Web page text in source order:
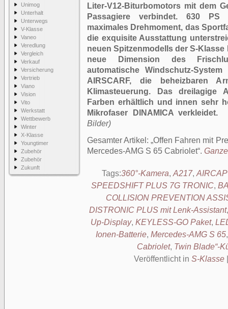
Unimog
Unterhalt
Unterwegs
V-Klasse
Vaneo
Veredlung
Vergleich
Verkauf
Versicherung
Vertrieb
Viano
Vision
Vito
Werkstatt
Wettbewerb
Winter
X-Klasse
Youngtimer
Zubehör
Zubehör
Zukunft
Liter-V12-Biturbomotors mit dem
Passagiere verbindet. 630 PS
maximales Drehmoment, das
die exquisite Ausstattung
neuen Spitzenmodells der S-Klasse
neue Dimension des
automatische Windschutz-
AIRSCARF, die beheizbaren
Klimasteuerung. Das dreilagige
Farben erhältlich und innen sehr
Mikrofaser DINAMICA verkleidet.
Bilder)
Gesamter Artikel: Offen Fahren mit
Mercedes-AMG S 65 Cabriolet .
Tags:360°-Kamera, A217, AIRCAP
SPEEDSHIFT PLUS 7G TRONIC,
COLLISION PREVENTION
DISTRONIC PLUS mit Lenk-Assistant
Up-Display, KEYLESS-GO Paket,
Ionen-Batterie, Mercedes-AMG S 65
Cabriolet, Twin Blade“-
Veröffentlicht in S-Klasse